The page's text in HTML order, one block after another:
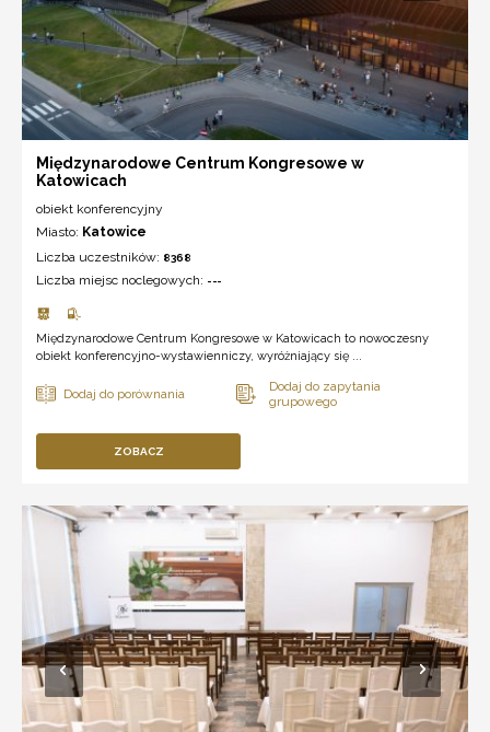
Międzynarodowe Centrum Kongresowe w
Katowicach
obiekt konferencyjny
Miasto: Katowice
Liczba uczestników: 8368
Liczba miejsc noclegowych: ---
Międzynarodowe Centrum Kongresowe w Katowicach to nowoczesny
obiekt konferencyjno-wystawienniczy, wyróżniający się ...
ZOBACZ